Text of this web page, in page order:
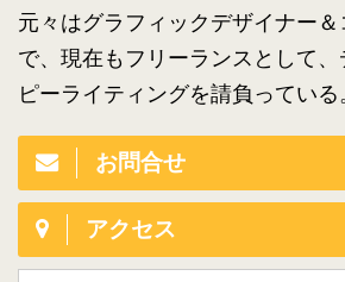
元々はグラフィックデザイナー
で、現在もフリーランスとして
ピーライティングを請負っている
お問合せ
アクセス